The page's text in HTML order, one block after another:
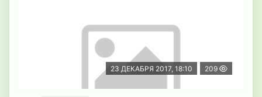
23 ДЕКАБРЯ 2017, 18:10 209